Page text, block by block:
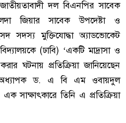
জাতীয়তাবাদী দল বিএনপির সাবেক
জিয়ার সাবেক উপদেষ্টা ও
সদস্য মুক্তিযোদ্ধা অ্যাডভোকেট
(ঢাবি) ‘একটি মাদ্রাসা ও
ঘটনায় প্রতিক্রিয়া জানিয়েছেন
অধ্যাপক ড. এ বি এম ওবায়দুল
সাক্ষাৎকারে তিনি এ প্রতিক্রিয়া